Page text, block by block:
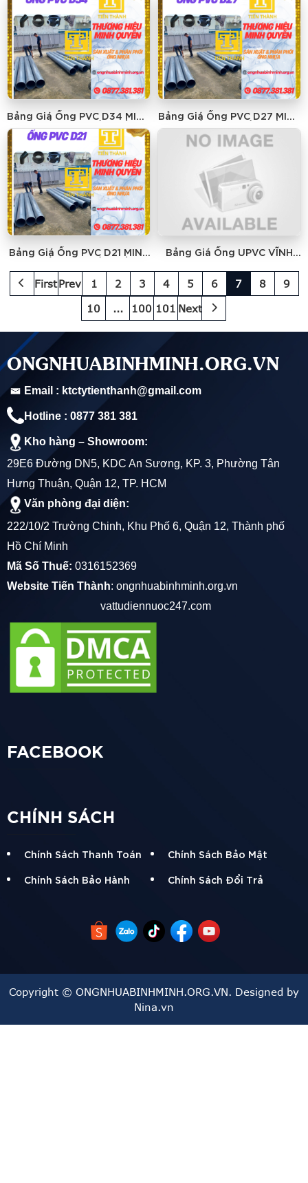
Bảng Giá Ống PVC D34 MINH
QUYỀN - GIÁ RẺ NHẤT
Bảng Giá Ống PVC D27 MINH
QUYỀN - GIÁ RẺ NHẤT
Bảng Giá Ống PVC D21 MINH
Bảng Giá Ống UPVC VĨNH
FirstPrev 1 2 3 4 5 6 7 8
9
10
... 100 101 Next
ONGNHUABINHMINH.ORG.VN
Email : ktctytienthanh@gmail.com
Hotline : 0877 381 381
Kho hàng – Showroom:
29E6 Đường DN5, KDC An Sương, KP. 3, Phường Tân
Hưng Thuận, Quận 12, TP. HCM
Văn phòng đại diện:
222/10/2 Trường Chinh, Khu Phố 6, Quận 12, Thành phố
Hồ Chí Minh
Mã Số Thuế: 0316152369
Website Tiến Thành: ongnhuabinhminh.org.vn
vattudiennuoc247.com
FACEBOOK
CHÍNH SÁCH
Chính Sách Thanh Toán
Chính Sách Bảo Mật
Chính Sách Bảo Hành
Chính Sách Đổi Trả
Copyright © ONGNHUABINHMINH.ORG.VN. Designed by
Nina.vn